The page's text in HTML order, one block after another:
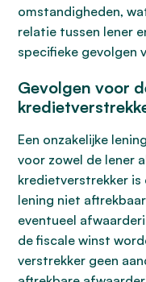
omstandigheden,
relatie tussen lener
specifieke gevolgen
Gevolgen voor
Een onzakelijke
voor zowel de lener
kredietverstrekker is
lening niet
eventueel
de fiscale winst
verstrekker geen